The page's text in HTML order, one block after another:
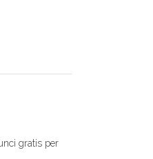
gratis per